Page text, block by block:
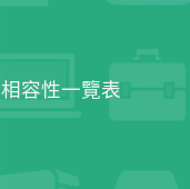
相容性一覽表